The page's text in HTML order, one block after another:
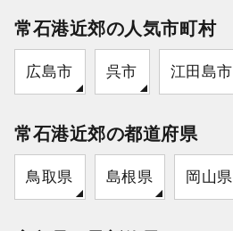
常石港近郊の人気市町村
広島市 呉市 江田島市
常石港近郊の都道府県
鳥取県 島根県 岡山県